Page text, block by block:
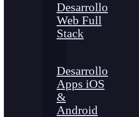
Desarrollo
Web Full
Stack
Desarrollo
Apps iOS
&
Android